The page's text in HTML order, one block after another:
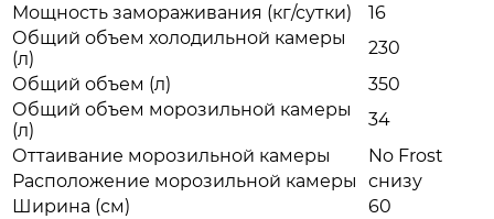
Мощность замораживания (кг/сутки)
16
Общий объем холодильной камеры
(л)
230
Общий объем (л)
350
Общий объем морозильной камеры
(л)
34
Оттаивание морозильной камеры
No Frost
Расположение морозильной камеры
снизу
Ширина (см)
60